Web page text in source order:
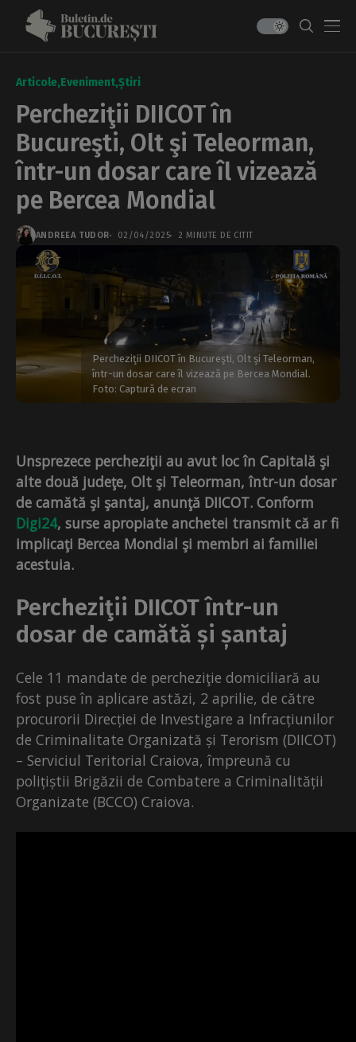
Articole Eveniment Știri
Percheziţii DIICOT în
Bucureşti, Olt şi Teleorman,
într-un dosar care îl vizează
pe Bercea Mondial
ANDREEA TUDOR 02/04/2025 2 MINUTE DE CITIT
Percheziţii DIICOT în Bucureşti, Olt şi Teleorman,
într-un dosar care îl vizează pe Bercea Mondial.
Foto: Captură de ecran
Unsprezece percheziţii au avut loc în Capitală şi
alte două judeţe, Olt şi Teleorman, într-un dosar
de camătă şi şantaj, anunţă DIICOT. Conform
Digi24, surse apropiate anchetei transmit că ar fi
implicaţi Bercea Mondial şi membri ai familiei
acestuia.
Percheziţii DIICOT într-un
dosar de camătă și șantaj
Cele 11 mandate de percheziţie domiciliară au
fost puse în aplicare astăzi, 2 aprilie, de către
procurorii Direcției de Investigare a Infracțiunilor
de Criminalitate Organizată și Terorism (DIICOT)
– Serviciul Teritorial Craiova, împreună cu
polițiștii Brigăzii de Combatere a Criminalității
Organizate (BCCO) Craiova.